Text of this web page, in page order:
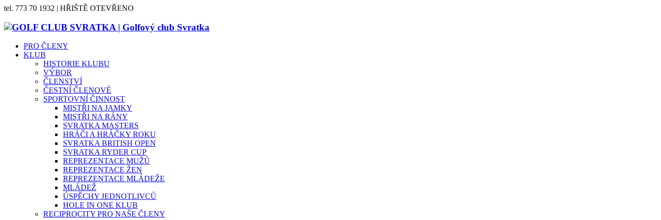
tel. 773 70 1932 | HŘIŠTĚ OTEVŘENO
PRO ČLENY
KLUB
HISTORIE KLUBU
VÝBOR
ČLENSTVÍ
ČESTNÍ ČLENOVÉ
SPORTOVNÍ ČINNOST
MISTŘI NA JAMKY
MISTŘI NA RÁNY
SVRATKA MASTERS
HRÁČI A HRÁČKY ROKU
SVRATKA BRITISH OPEN
SVRATKA RYDER CUP
REPREZENTACE MUŽŮ
REPREZENTACE ŽEN
REPREZENTACE MLÁDEŽE
MLÁDEŽ
ÚSPĚCHY JEDNOTLIVCŮ
HOLE IN ONE KLUB
RECIPROCITY PRO NAŠE ČLENY